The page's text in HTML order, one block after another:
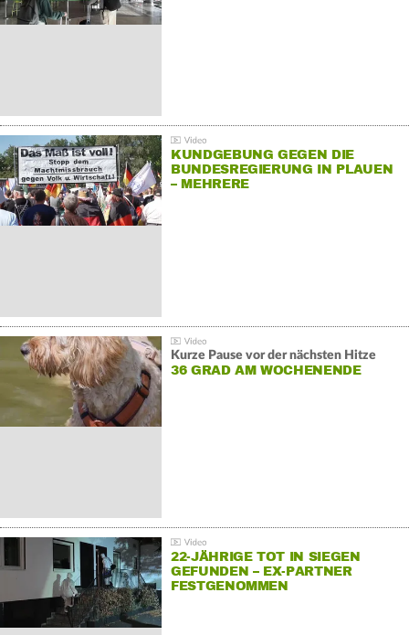
KUNDGEBUNG GEGEN DIE
BUNDESREGIERUNG IN PLAUEN
– MEHRERE
Kurze Pause vor der nächsten Hitze
36 GRAD AM WOCHENENDE
22-JÄHRIGE TOT IN SIEGEN
GEFUNDEN – EX-PARTNER
FESTGENOMMEN